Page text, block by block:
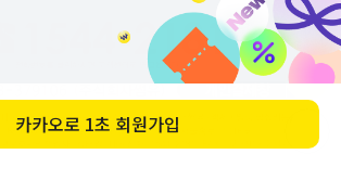
카카오로 1초 회원가입